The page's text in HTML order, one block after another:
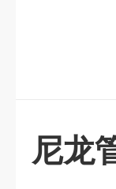
尼龙